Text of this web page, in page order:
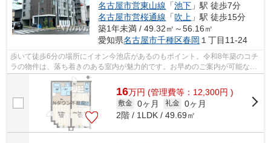
名古屋市営東山線 「池下 」駅 徒歩7分
名古屋市営桜通線 「吹上 」駅 徒歩15分
築1年未満 / 49.32㎡～56.16㎡
愛知県名古屋市千種区春岡 １丁目11-24
歩いて徒歩6分の場所にイオン今池店があるのもポイント。令和8年築のコチ
ラの物件は、落ち着きのある室内が魅力的です。お早めのご案内が可能な物
件となっておりますので、内見のご予...
16万円 (管理費等：12,300円 )
敷金 0ヶ月 礼金 0ヶ月
2階 / 1LDK / 49.69㎡